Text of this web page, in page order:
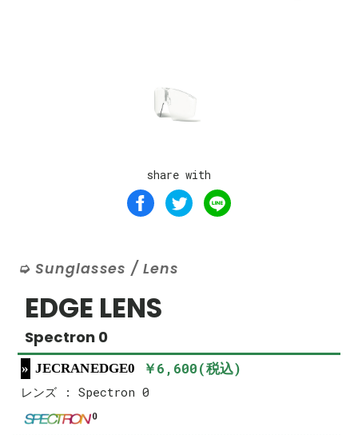
share with
Sunglasses / Lens
EDGE LENS
Spectron 0
JECRANEDGE0 ￥6,600(税込)
レンズ : Spectron 0